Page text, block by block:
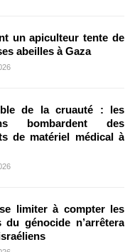
un apiculteur tente de
abeilles à Gaza
de la cruauté : les
bombardent des
de matériel médical à
limiter à compter les
du génocide n’arrêtera